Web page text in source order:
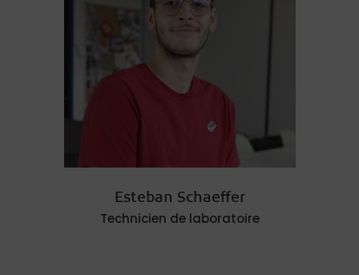
Esteban Schaeffer
Technicien de laboratoire